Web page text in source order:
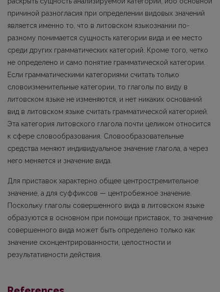
причиной разногласия при определении видовых значе­ний
является именно то, что в литовском языкознании по-
разному понимается сущность категории вида и ее место
среди других грамматических категорий. Кроме того, четко
не определено и само понятие грамматической категории.
Если грамматическими категориями считать только
словоизменительные категории, то глаголы по виду в
литовском языке не изменяются, и нет никаких оснований
вид в литовском языке считать грамматической ка­тегорией.
Эта категория литовского глагола почти целиком относится
к сфере словообразо­вания. Словообразовательные
средства меняют индивидуальное значение глагола, а через
него меняется и значение вида.
Для приставок характерно общее центростремительное
значение, а для суффиксов — центробежное значение.
Поскольку глаголы совершенного вида в литовском языке
образуются в основном при помощи приставок, то значение
совершенного вида может быть определено только как
значение сконцентрированности, целостности и
результативности действия.